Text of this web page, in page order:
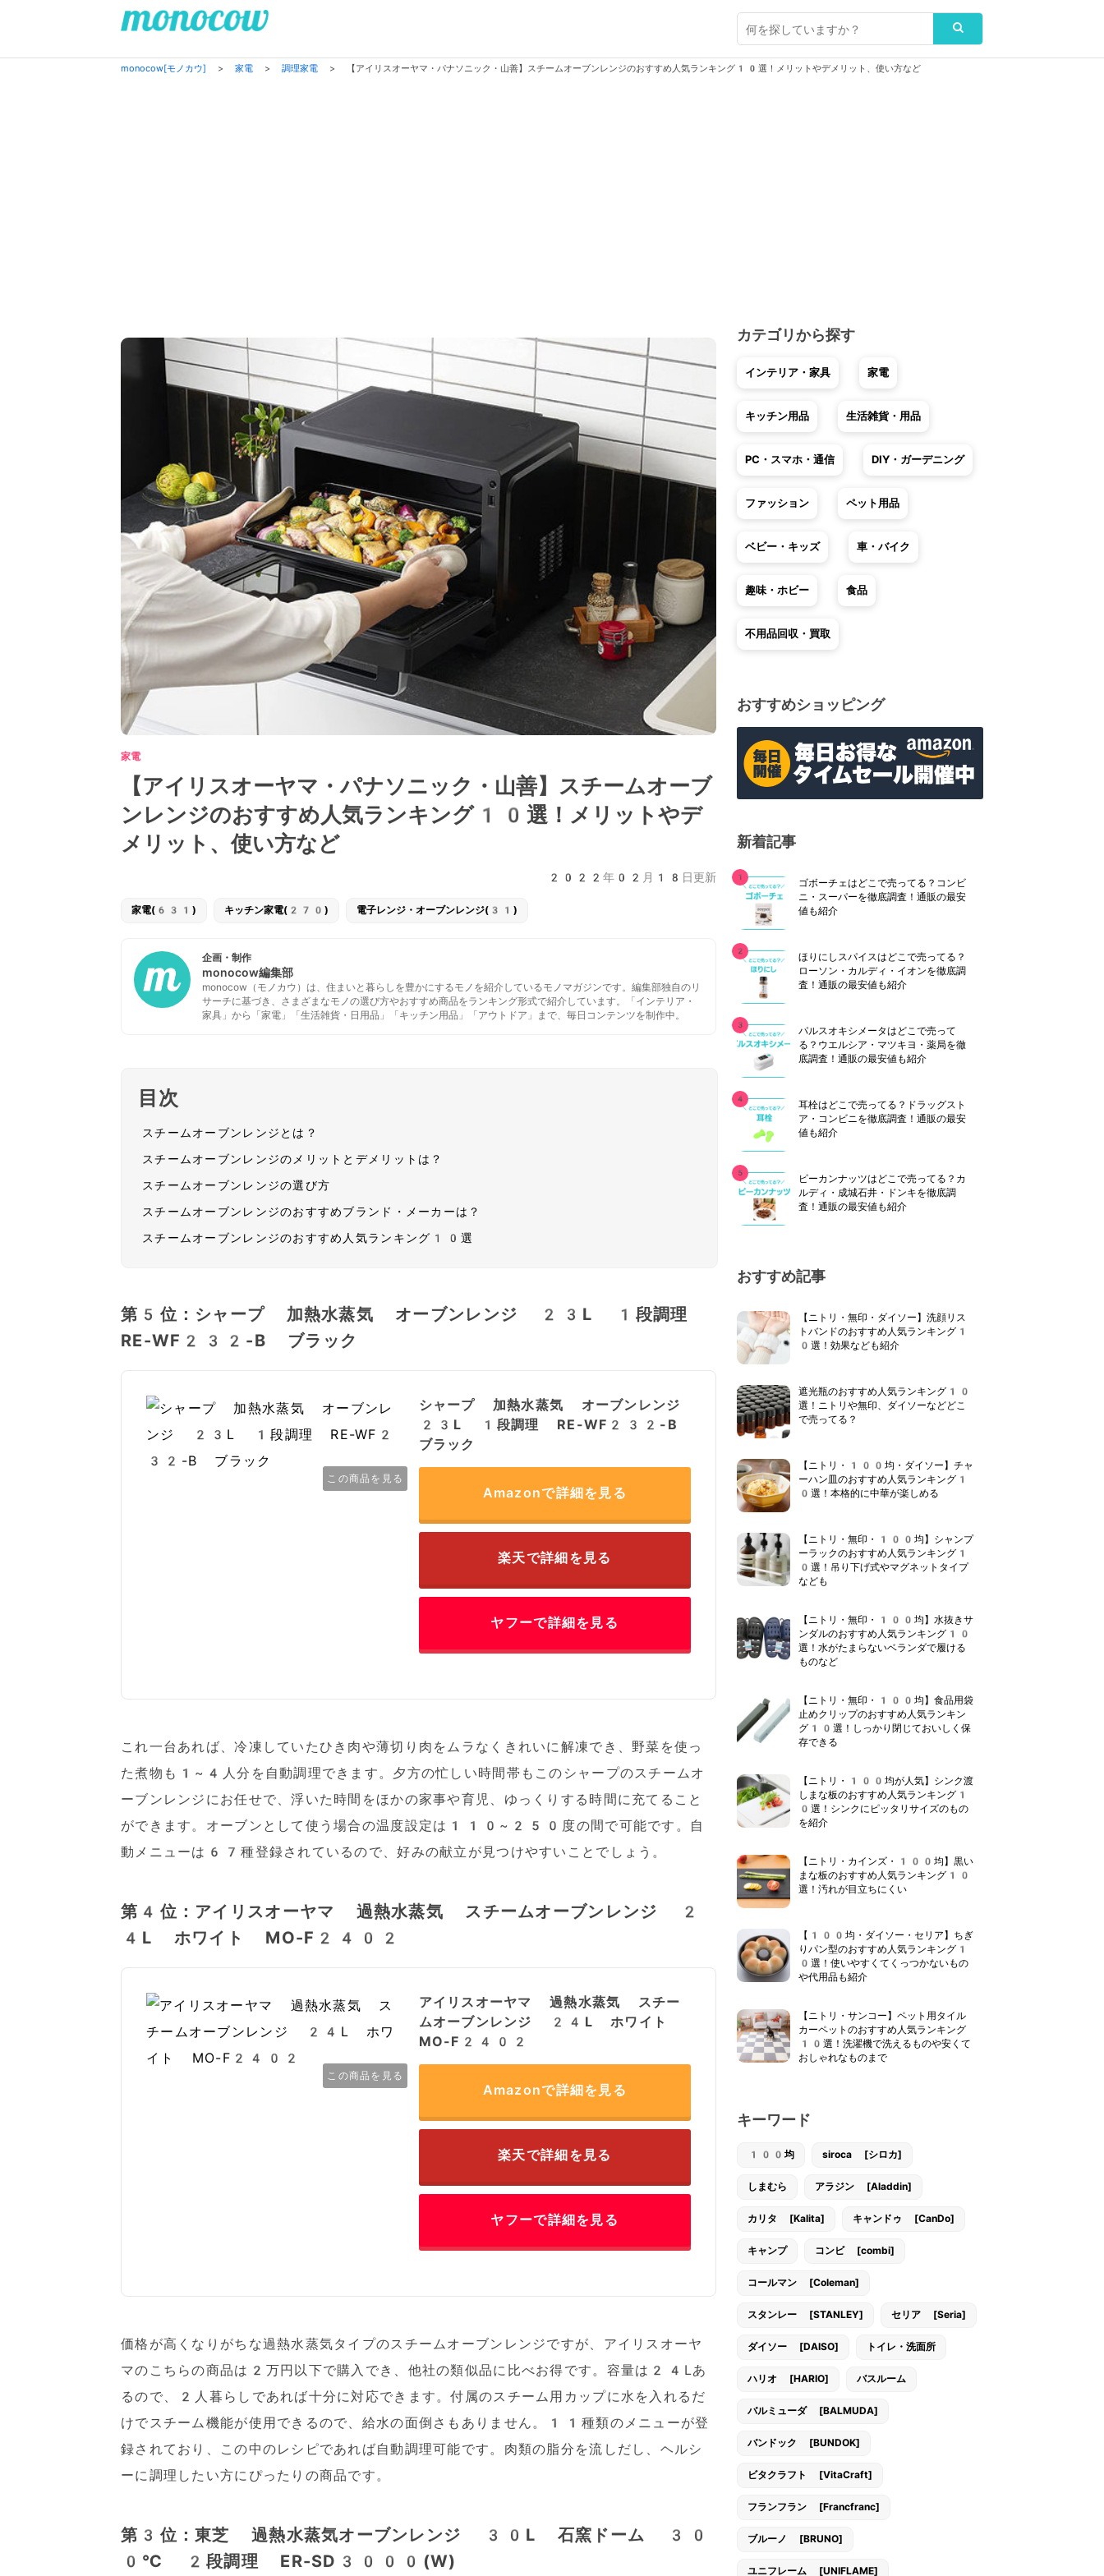
monocow[モノカウ] > 家電 > 調理家電 > 【アイリスオーヤマ・パナソニック・山善】スチームオーブンレンジのおすすめ人気ランキング10選！メリットやデメリット、使い方など
家電
【アイリスオーヤマ・パナソニック・山善】スチームオーブ
ンレンジのおすすめ人気ランキング10選！メリットやデ
メリット、使い方など
2022年02月18日更新
家電(631) キッチン家電(270) 電子レンジ・オーブンレンジ(31)
企画・制作
monocow編集部
monocow（モノカウ）は、住まいと暮らしを豊かにするモノを紹介しているモノマガジンです。編集部独自のリ
サーチに基づき、さまざまなモノの選び方やおすすめ商品をランキング形式で紹介しています。「インテリア・
家具」から「家電」「生活雑貨・日用品」「キッチン用品」「アウトドア」まで、毎日コンテンツを制作中。
目次
スチームオーブンレンジとは？
スチームオーブンレンジのメリットとデメリットは？
スチームオーブンレンジの選び方
スチームオーブンレンジのおすすめブランド・メーカーは？
スチームオーブンレンジのおすすめ人気ランキング10選
第5位：シャープ 加熱水蒸気 オーブンレンジ 23L 1段調理
RE-WF232-B ブラック
この商品を見る
シャープ 加熱水蒸気 オーブンレンジ
23L 1段調理 RE-WF232-B
ブラック
Amazonで詳細を見る
楽天で詳細を見る
ヤフーで詳細を見る
これ一台あれば、冷凍していたひき肉や薄切り肉をムラなくきれいに解凍でき、野菜を使っ
た煮物も1~4人分を自動調理できます。夕方の忙しい時間帯もこのシャープのスチームオ
ーブンレンジにお任せで、浮いた時間をほかの家事や育児、ゆっくりする時間に充てること
ができます。オーブンとして使う場合の温度設定は110~250度の間で可能です。自
動メニューは67種登録されているので、好みの献立が見つけやすいことでしょう。
第4位：アイリスオーヤマ 過熱水蒸気 スチームオーブンレンジ 2
4L ホワイト MO-F2402
この商品を見る
アイリスオーヤマ 過熱水蒸気 スチー
ムオーブンレンジ 24L ホワイト
MO-F2402
Amazonで詳細を見る
楽天で詳細を見る
ヤフーで詳細を見る
価格が高くなりがちな過熱水蒸気タイプのスチームオーブンレンジですが、アイリスオーヤ
マのこちらの商品は2万円以下で購入でき、他社の類似品に比べお得です。容量は24Lあ
るので、2人暮らしであれば十分に対応できます。付属のスチーム用カップに水を入れるだ
けでスチーム機能が使用できるので、給水の面倒さもありません。11種類のメニューが登
録されており、この中のレシピであれば自動調理可能です。肉類の脂分を流しだし、ヘルシ
ーに調理したい方にぴったりの商品です。
第3位：東芝 過熱水蒸気オーブンレンジ 30L 石窯ドーム 30
0℃ 2段調理 ER-SD3000(W)
カテゴリから探す
インテリア・家具 家電
キッチン用品 生活雑貨・用品
PC・スマホ・通信 DIY・ガーデニング
ファッション ペット用品
ベビー・キッズ 車・バイク
趣味・ホビー 食品
不用品回収・買取
おすすめショッピング
新着記事
ゴボーチェはどこで売ってる？コンビ
ニ・スーパーを徹底調査！通販の最安
値も紹介
ほりにしスパイスはどこで売ってる？
ローソン・カルディ・イオンを徹底調
査！通販の最安値も紹介
パルスオキシメータはどこで売って
る？ウエルシア・マツキヨ・薬局を徹
底調査！通販の最安値も紹介
耳栓はどこで売ってる？ドラッグスト
ア・コンビニを徹底調査！通販の最安
値も紹介
ピーカンナッツはどこで売ってる？カ
ルディ・成城石井・ドンキを徹底調
査！通販の最安値も紹介
おすすめ記事
【ニトリ・無印・ダイソー】洗顔リス
トバンドのおすすめ人気ランキング1
0選！効果なども紹介
遮光瓶のおすすめ人気ランキング10
選！ニトリや無印、ダイソーなどどこ
で売ってる？
【ニトリ・100均・ダイソー】チャ
ーハン皿のおすすめ人気ランキング1
0選！本格的に中華が楽しめる
【ニトリ・無印・100均】シャンプ
ーラックのおすすめ人気ランキング1
0選！吊り下げ式やマグネットタイプ
なども
【ニトリ・無印・100均】水抜きサ
ンダルのおすすめ人気ランキング10
選！水がたまらないベランダで履ける
ものなど
【ニトリ・無印・100均】食品用袋
止めクリップのおすすめ人気ランキン
グ10選！しっかり閉じておいしく保
存できる
【ニトリ・100均が人気】シンク渡
しまな板のおすすめ人気ランキング1
0選！シンクにピッタリサイズのもの
を紹介
【ニトリ・カインズ・100均】黒い
まな板のおすすめ人気ランキング10
選！汚れが目立ちにくい
【100均・ダイソー・セリア】ちぎ
りパン型のおすすめ人気ランキング1
0選！使いやすくてくっつかないもの
や代用品も紹介
【ニトリ・サンコー】ペット用タイル
カーペットのおすすめ人気ランキング
10選！洗濯機で洗えるものや安くて
おしゃれなものまで
キーワード
100均 siroca [シロカ]
しまむら アラジン [Aladdin]
カリタ [Kalita] キャンドゥ [CanDo]
キャンプ コンビ [combi]
コールマン [Coleman]
スタンレー [STANLEY] セリア [Seria]
ダイソー [DAISO] トイレ・洗面所
ハリオ [HARIO] バスルーム
バルミューダ [BALMUDA]
バンドック [BUNDOK]
ビタクラフト [VitaCraft]
フランフラン [Francfranc]
ブルーノ [BRUNO]
ユニフレーム [UNIFLAME]